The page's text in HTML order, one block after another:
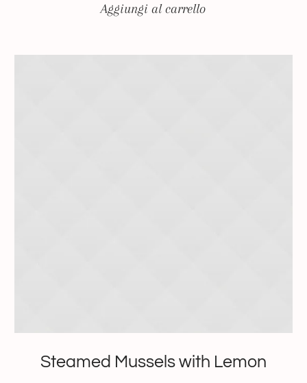
Aggiungi al carrello
Steamed Mussels with Lemon